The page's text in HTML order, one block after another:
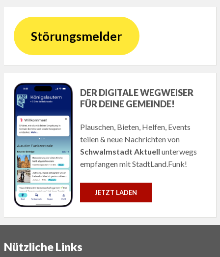
Störungsmelder
DER DIGITALE WEGWEISER
FÜR DEINE GEMEINDE!
Plauschen, Bieten, Helfen, Events
teilen & neue Nachrichten von
Schwalmstadt Aktuell unterwegs
empfangen mit StadtLand.Funk!
JETZT LADEN
Nützliche Links